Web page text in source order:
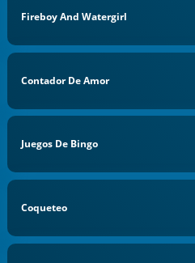
Fireboy And Watergirl
Contador De Amor
Juegos De Bingo
Coqueteo